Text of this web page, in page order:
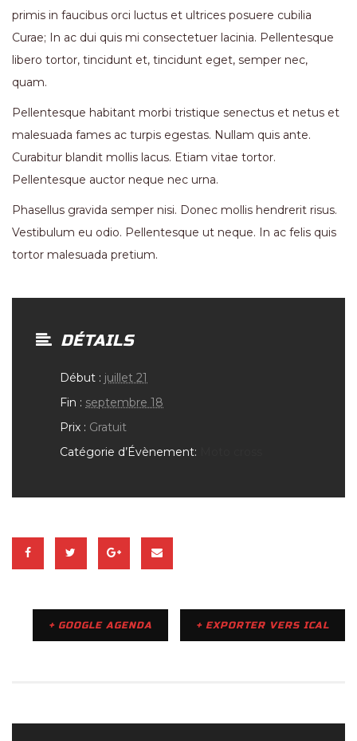
primis in faucibus orci luctus et ultrices posuere cubilia
Curae; In ac dui quis mi consectetuer lacinia. Pellentesque
libero tortor, tincidunt et, tincidunt eget, semper nec,
quam.
Pellentesque habitant morbi tristique senectus et netus et
malesuada fames ac turpis egestas. Nullam quis ante.
Curabitur blandit mollis lacus. Etiam vitae tortor.
Pellentesque auctor neque nec urna.
Phasellus gravida semper nisi. Donec mollis hendrerit risus.
Vestibulum eu odio. Pellentesque ut neque. In ac felis quis
tortor malesuada pretium.
DÉTAILS
Début : juillet 21
Fin : septembre 18
Prix : Gratuit
Catégorie d’Évènement:
+ GOOGLE AGENDA + EXPORTER VERS ICAL